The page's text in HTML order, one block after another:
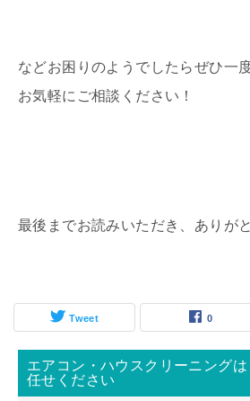
などお困りのようでしたらぜひ一
お気軽にご相談ください！
最後までお読みいただき、ありが
Tweet 0
エアコン・ハウスクリーニング
任せください